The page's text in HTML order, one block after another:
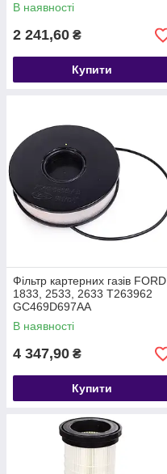
В наявності
2 241,60 ₴
Купити
Фільтр картерних газів FORD
1833, 2533, 2633 T263962
GC469D697AA
В наявності
4 347,90 ₴
Купити